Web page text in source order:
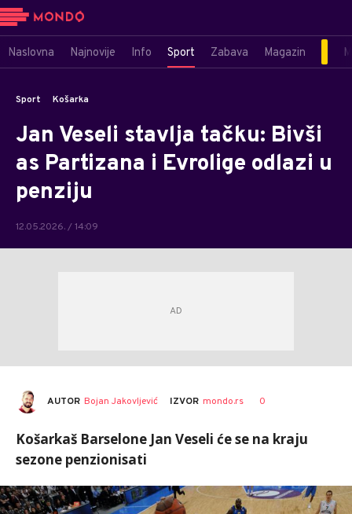
Naslovna Najnovije Info Sport Zabava Magazin
Sport Košarka
Jan Veseli stavlja tačku: Bivši
as Partizana i Evrolige odlazi u
penziju
12.05.2026. / 14:09
AUTOR Bojan Jakovljević IZVOR mondo.rs 0
Košarkaš Barselone Jan Veseli će se na kraju
sezone penzionisati